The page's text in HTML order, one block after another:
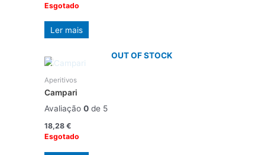
Esgotado
Ler mais
OUT OF STOCK
Aperitivos
Campari
Avaliação 0de 5
18,28 €
Esgotado